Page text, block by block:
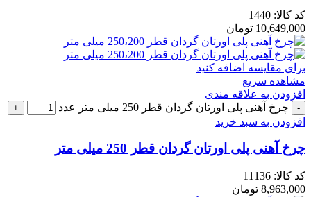
کد کالا: 1440
10,649,000 تومان
برای مقایسه اضافه کنید
مشاهده سریع
افزودن به علاقه مندی
چرخ آهنی پلی اورتان گردان قطر 250 میلی متر عدد
افزودن به سبد خرید
چرخ آهنی پلی اورتان گردان قطر 250 میلی متر
کد کالا: 11136
8,963,000 تومان